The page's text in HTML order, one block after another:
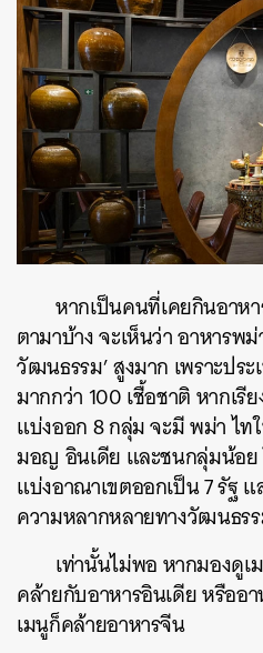
หากเป็นคนที่เคยกินอา
ตามาบ้าง จะเห็นว่า อาหารพ
วัฒนธรรม’ สูงมาก เพราะป
มากกว่า 100 เชื้อชาติหากเรี
แบ่งออก 8 กลุ่ม จะมี พม่า ไท
มอญ อินเดีย และชนกลุ่มน้อย
แบ่งอาณาเขตออกเป็น 7 รัฐ
ความหลากหลายทางวัฒนธร
เท่านั้นไม่พอ หากมองดูเ
คล้ายกับอาหารอินเดีย หรืออ
เมนูก็คล้ายอาหารจีน